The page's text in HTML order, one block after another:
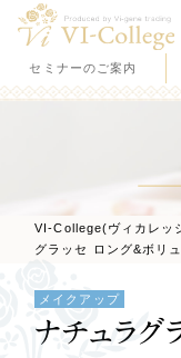
セミナーのご案内
VI-College(ヴィカレッ
グラッセ ロング&ボリ
メイクアップ
ナチュラグ